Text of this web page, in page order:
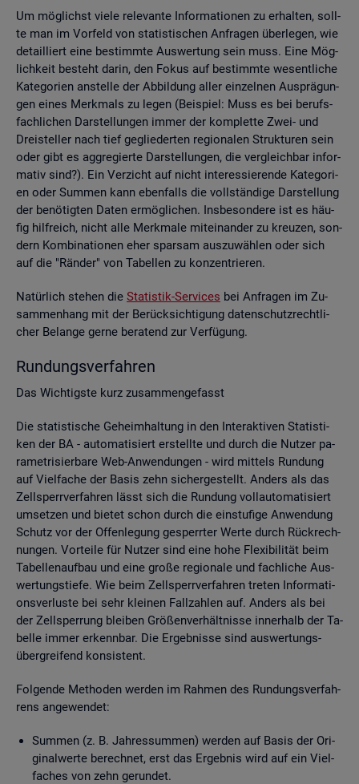
Um mög­lichst viele re­le­van­te In­for­ma­tio­nen zu er­hal­ten, soll­
te man im Vor­feld von sta­tis­ti­schen An­fra­gen über­le­gen, wie
de­tail­liert eine be­stimm­te Aus­wer­tung sein muss. Eine Mög­
lich­keit be­steht darin, den Fokus auf be­stimm­te we­sent­li­che
Ka­te­go­ri­en an­stel­le der Ab­bil­dung aller ein­zel­nen Aus­prä­gun­
gen eines Merk­mals zu legen (Bei­spiel: Muss es bei be­rufs­
fach­li­chen Dar­stel­lun­gen immer der kom­plet­te Zwei- und
Drei­stel­ler nach tief ge­glie­der­ten re­gio­na­len Struk­tu­ren sein
oder gibt es agg­re­gier­te Dar­stel­lun­gen, die ver­gleich­bar in­for­
ma­tiv sind?). Ein Ver­zicht auf nicht in­ter­es­sie­ren­de Ka­te­go­ri­
en oder Sum­men kann eben­falls die voll­stän­di­ge Dar­stel­lung
der be­nö­tig­ten Daten er­mög­li­chen. Ins­be­son­de­re ist es häu­
fig hilf­reich, nicht alle Merk­ma­le mit­ein­an­der zu kreu­zen, son­
dern Kom­bi­na­tio­nen eher spar­sam aus­zu­wäh­len oder sich
auf die "Rän­der" von Ta­bel­len zu kon­zen­trie­ren.
Na­tür­lich ste­hen die Sta­tis­tik-Ser­vices bei An­fra­gen im Zu­
sam­men­hang mit der Be­rück­sich­ti­gung da­ten­schutz­recht­li­
cher Be­lan­ge gerne be­ra­tend zur Ver­fü­gung.
Run­dungs­ver­fah­ren
Das Wich­tigs­te kurz zu­sam­men­ge­fasst
Die sta­tis­ti­sche Ge­heim­hal­tung in den In­ter­ak­ti­ven Sta­tis­ti­
ken der BA - au­to­ma­ti­siert er­stell­te und durch die Nut­zer pa­
ra­me­tri­sier­ba­re Web-An­wen­dun­gen - wird mit­tels Run­dung
auf Viel­fa­che der Basis zehn si­cher­ge­stellt. An­ders als das
Zell­sperr­ver­fah­ren lässt sich die Run­dung voll­au­to­ma­ti­siert
um­set­zen und bie­tet schon durch die ein­stu­fi­ge An­wen­dung
Schutz vor der Of­fen­le­gung ge­sperr­ter Werte durch Rück­rech­
nun­gen. Vor­tei­le für Nut­zer sind eine hohe Fle­xi­bi­li­tät beim
Ta­bel­len­auf­bau und eine große re­gio­na­le und fach­li­che Aus­
wer­tungs­tie­fe. Wie beim Zell­sperr­ver­fah­ren tre­ten In­for­ma­ti­
ons­ver­lus­te bei sehr klei­nen Fall­zah­len auf. An­ders als bei
der Zell­sper­rung blei­ben Grö­ßen­ver­hält­nis­se in­ner­halb der Ta­
bel­le immer er­kenn­bar. Die Er­geb­nis­se sind aus­wer­tungs­
über­grei­fend kon­sis­tent.
Fol­gen­de Me­tho­den wer­den im Rah­men des Run­dungs­ver­fah­
rens an­ge­wen­det:
Sum­men (z. B. Jah­res­sum­men) wer­den auf Basis der Ori­
gi­nal­wer­te be­rech­net, erst das Er­geb­nis wird auf ein Viel­
fa­ches von zehn ge­run­det.